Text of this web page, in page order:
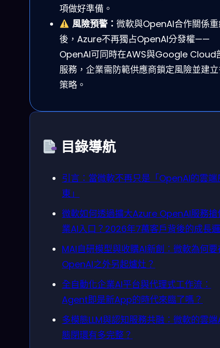
項做好準備。
風險預警： 微軟與OpenAI合作關係
後，Azure不再獨占OpenAI分發權——
OpenAI可同時在AWS與Google Cloud
服務，企業需防範供應商鎖定風險並建
策略。
目錄導航
引言：當微軟不再只是「OpenAI的雲端
東」
微軟如何透過擴大Azure OpenAI服務搶
業AI入口？2026年7萬客戶背後的成長
MAI自研模型與收購AI新創：微軟為何要
OpenAI之外另起爐灶？
全自動化企業AI平台與代理式工作流：
Agent即是新App的時代來臨了嗎？
多模態LLM與認知服務共融：微軟的雲端
態閉環有多完整？